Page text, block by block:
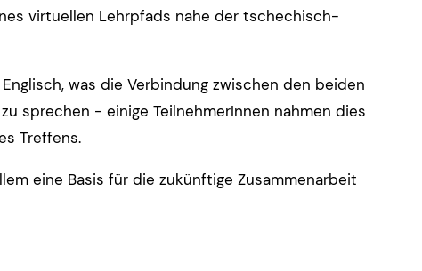
virtuellen Lehrpfads nahe der tschechisch-
was die Verbindung zwischen den beiden
sprechen - einige TeilnehmerInnen nahmen dies
Treffens.
eine Basis für die zukünftige Zusammenarbeit